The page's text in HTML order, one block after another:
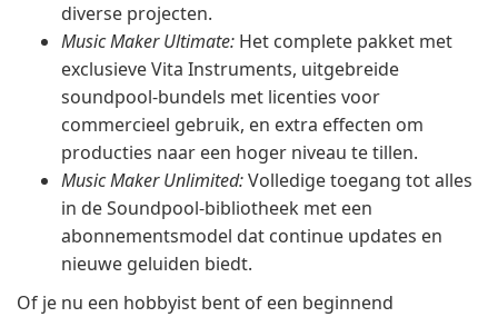
diverse projecten.
Music Maker Ultimate: Het complete pakket met
exclusieve Vita Instruments, uitgebreide
soundpool-bundels met licenties voor
commercieel gebruik, en extra effecten om
producties naar een hoger niveau te tillen.
Music Maker Unlimited:Volledige toegang tot alles
in de Soundpool-bibliotheek met een
abonnementsmodel dat continue updates en
nieuwe geluiden biedt.
Of je nu een hobbyist bent of een beginnend